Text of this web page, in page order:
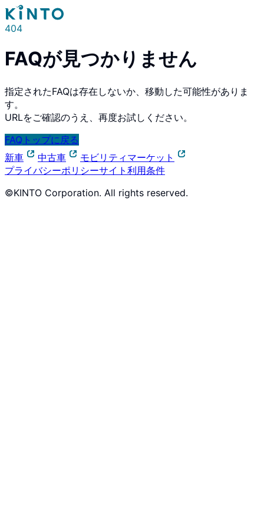
404
FAQが見つかりません
指定されたFAQは存在しないか、移動した可能性がありま
す。
URLをご確認のうえ、再度お試しください。
FAQトップに戻る
新車
中古車
モビリティマーケット
プライバシーポリシーサイト利用条件
©KINTO Corporation. All rights reserved.